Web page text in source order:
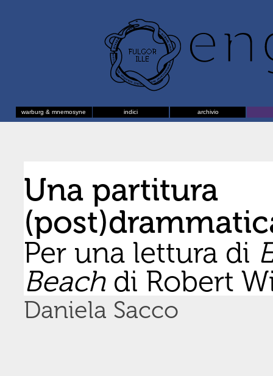
warburg & mnemosyne indici archivio
Una partitura
Per una lettura di
Beachdi Robert
Daniela Sacco